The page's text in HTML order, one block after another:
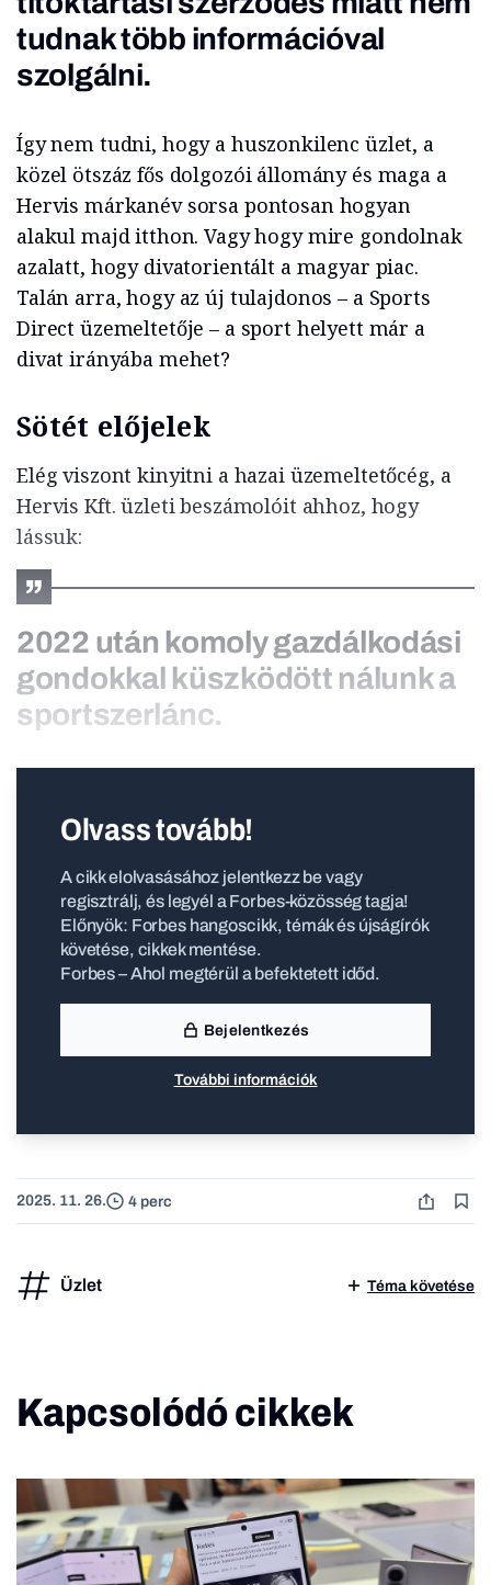
tudnak több információval
szolgálni.
Így nem tudni, hogy a huszonkilenc üzlet, a
közel ötszáz fős dolgozói állomány és maga a
Hervis márkanév sorsa pontosan hogyan
alakul majd itthon. Vagy hogy mire gondolnak
azalatt, hogy divatorientált a magyar piac.
Talán arra, hogy az új tulajdonos – a Sports
Direct üzemeltetője – a sport helyett már a
divat irányába mehet?
Sötét előjelek
Elég viszont kinyitni a hazai üzemeltetőcég, a
Hervis Kft. üzleti beszámolóit ahhoz, hogy
lássuk:
2022 után komoly gazdálkodási
gondokkal küszködött nálunk a
sportszerlánc.
Olvass tovább!
A cikk elolvasásához jelentkezz be vagy
regisztrálj, és legyél a Forbes-közösség tagja!
Előnyök: Forbes hangoscikk, témák és újságírók
követése, cikkek mentése.
Forbes – Ahol megtérül a befektetett időd.
Bejelentkezés
További információk
2025. 11. 26. 4 perc
Üzlet Téma követése
Kapcsolódó cikkek